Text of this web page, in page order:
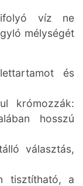
víz ne
mélységét
és
krómozzák:
hosszú
választás,
tisztítható, a